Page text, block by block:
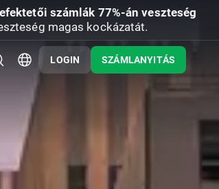
számlák 77%-án veszteség
magas kockázatát.
LOGIN SZÁMLANYITÁS